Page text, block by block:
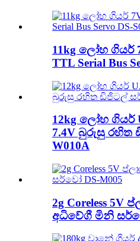
11kg ලෝහ ගියර්
TTL Serial Bus
12kg ලෝහ ගියර්
7.4V බුරුසු රහිත
W010A
2g Coreless 5V
අධිවේගී මිනි